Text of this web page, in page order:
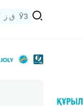
ق ز ЎЗ